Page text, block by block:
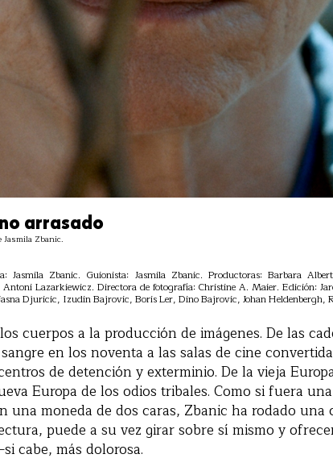
arrasado
Zbanic.
Jasmila Zbanic. Guionista: Jasmila Zbanic. Productoras: Barbara
Lazarkiewicz. Directora de fotografía: Christine A. Maier. Edición:
Djuricic, Izudin Bajrovic, Boris Ler, Dino Bajrovic, Johan Heldenbergh,
cuerpos a la producción de imágenes. De las
en los noventa a las salas de cine
de detención y exterminio. De la vieja
Europa de los odios tribales. Como si fuera
una moneda de dos caras, Zbanic ha rodado una
puede a su vez girar sobre sí mismo y
cabe, más dolorosa.